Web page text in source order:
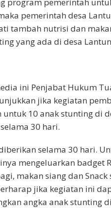
pemerintah desa
tambah nutrisi dan
yang ada di desa
ini Penjabat Hukum
jika kegiatan
10 anak stunting di
30 hari.
selama 30 hari.
mengeluarkan badget
makan siang dan Snack
jika kegiatan ini
angka anak stunting